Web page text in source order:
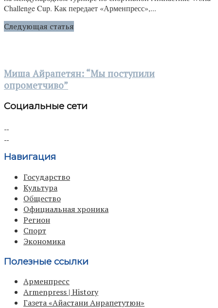
Challenge Cup. Как передает «Арменпресс»,...
Следующая статья
Миша Айрапетян: “Мы поступили
опрометчиво”
Социальные сети
Навигация
Государство
Культура
Общество
Официальная хроника
Регион
Спорт
Экономика
Полезные ссылки
Арменпресс
Armenpress | History
Газета «Айастани Анрапетутюн»